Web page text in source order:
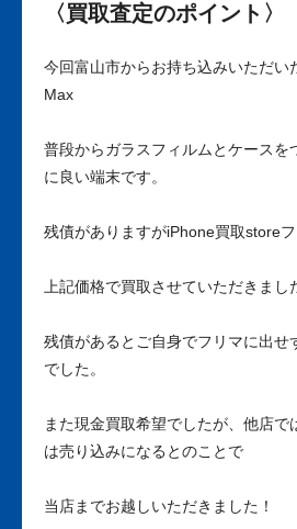
〈買取査定のポイント〉
今回富山市からお持ち込みいただい
Max
普段からガラスフィルムとケースを
に良い端末です。
残債がありますがiPhone買取store
上記価格で買取させていただきまし
残債があるとご自身でフリマに出せ
でした。
また現金買取希望でしたが、他店で
は売り込みになるとのことで
当店までお越しいただきました！